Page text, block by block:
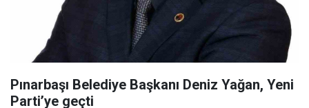
Pınarbaşı Belediye Başkanı Deniz Yağan, Yeni
Parti’ye geçti